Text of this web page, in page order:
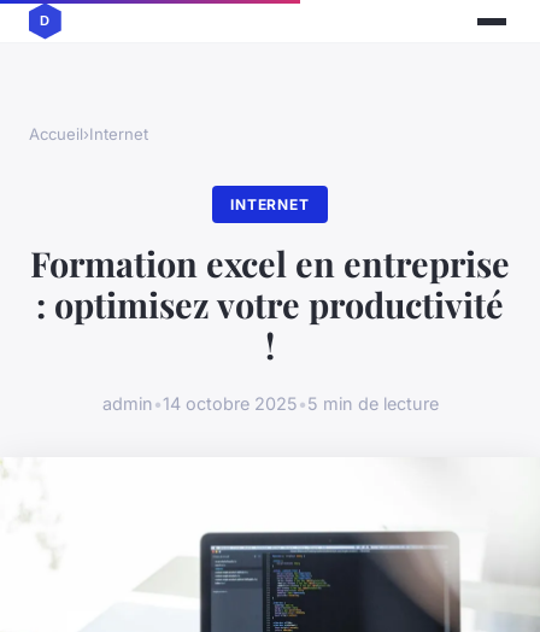
Accueil›Internet
INTERNET
Formation excel en entreprise
: optimisez votre productivité
!
admin•14 octobre 2025•5 min de lecture